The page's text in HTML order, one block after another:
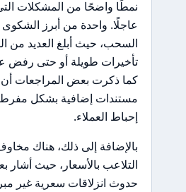
نمطًا واضحًا من المشكلات
عاجلًا. واحدة من أبرز
السحب، حيث أبلغ العديد من
تأخيرات طويلة أو حتى رفض
كما ذكرت بعض المراجعات أن
مستندات إضافية بشكل
إحباط العملاء.
بالإضافة إلى ذلك، هناك
التلاعب بالأسعار، حيث أشار
حدوث انزلاقات سعرية غير